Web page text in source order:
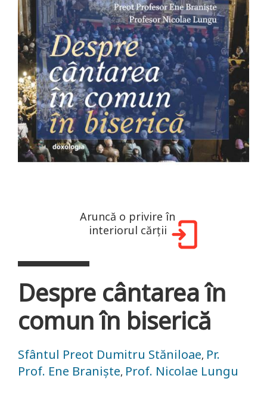
Aruncă o privire în
interiorul cărții
Despre cântarea în
comun în biserică
Sfântul Preot Dumitru Stăniloae, Pr.
Prof. Ene Braniște, Prof. Nicolae Lungu